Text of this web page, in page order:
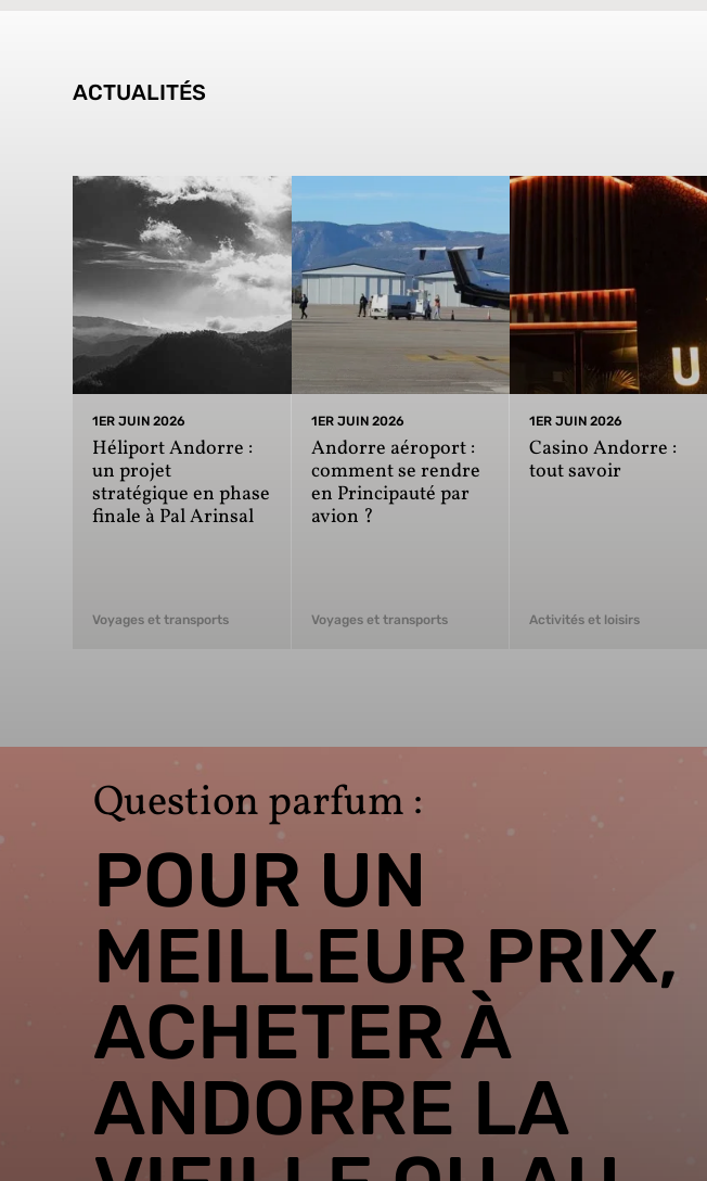
ACTUALITÉS
1ER JUIN 2026
Héliport Andorre :
un projet
stratégique en phase
finale à Pal Arinsal
Voyages et transports
1ER JUIN 2026
Andorre aéroport :
comment se rendre
en Principauté par
avion ?
Voyages et transports
1ER JUIN 2026
Casino Andorre :
tout savoir
Activités et loisirs
Question parfum :
POUR UN
MEILLEUR PRIX,
ACHETER À
ANDORRE LA